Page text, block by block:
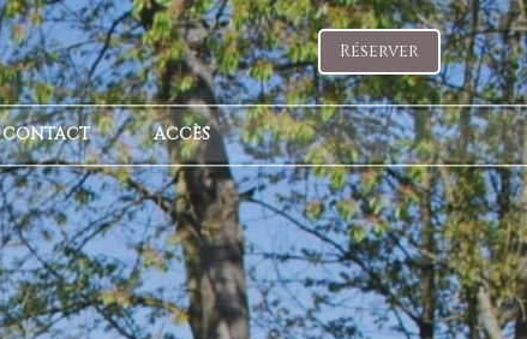
Réserver
CONTACT ACCÈS